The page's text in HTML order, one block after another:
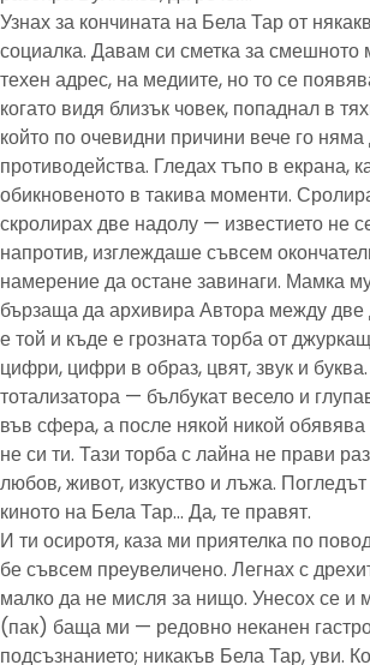
Узнах за кончината на Бела Тар от
социалка. Давам си сметка за смешното
техен адрес, на медиите, но то се
когато видя близък човек, попаднал в
който по очевидни причини вече го няма
противодейства. Гледах тъпо в екрана,
обикновеното в такива моменти.
скролирах две надолу — известието не
напротив, изглеждаше съвсем
намерение да остане завинаги. Мамка
бързаща да архивира Автора между
е той и къде е грозната торба от
цифри, цифри в образ, цвят, звук и
тотализатора — бълбукат весело и
във сфера, а после някой никой
не си ти. Тази торба с лайна не прави
любов, живот, изкуство и лъжа.
киното на Бела Тар… Да, те правят.
И ти осиротя, каза ми приятелка по
бе съвсем преувеличено. Легнах с
малко да не мисля за нищо. Унесох се и
(пак) баща ми — редовно неканен
подсъзнанието; никакъв Бела Тар, уви.